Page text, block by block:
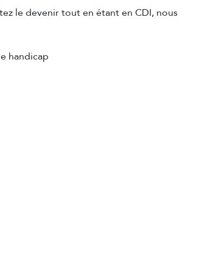
le devenir tout en étant en CDI, nous
handicap